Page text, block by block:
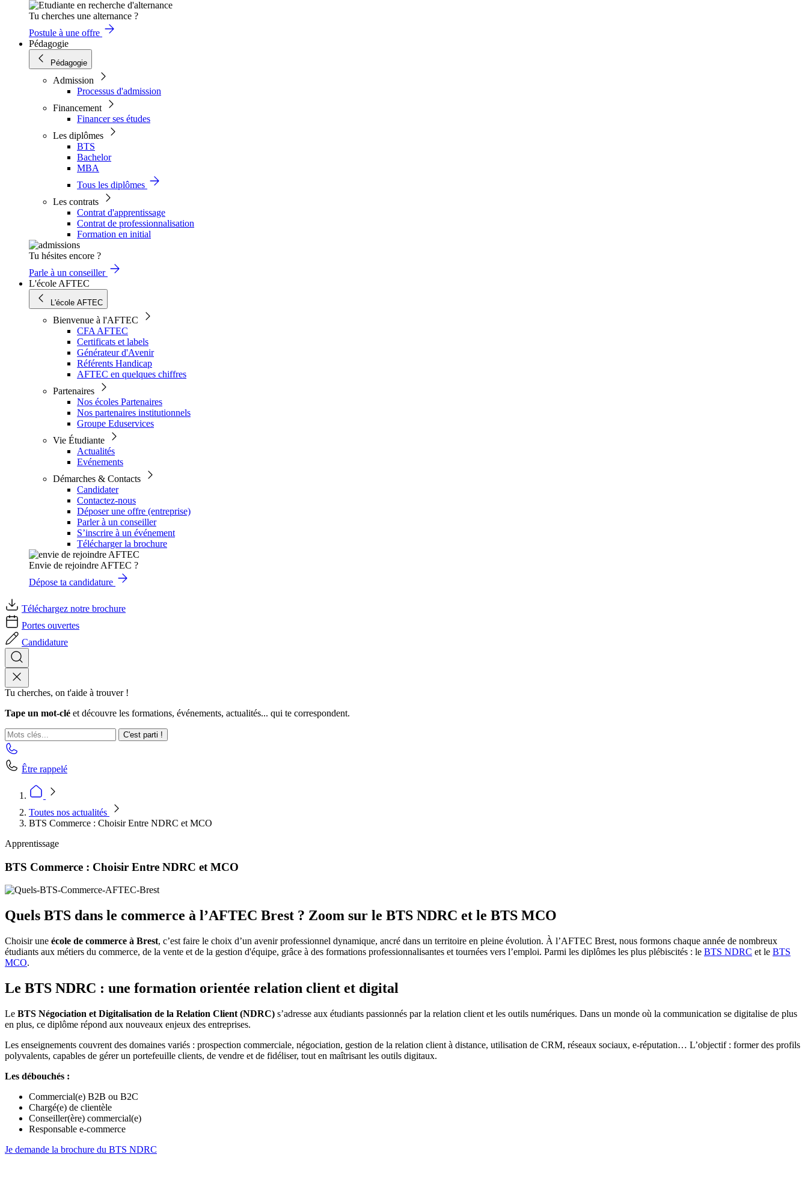
Tu cherches une alternance ?
Postule à une offre
Pédagogie
Pédagogie
Admission
Processus d'admission
Financement
Financer ses études
Les diplômes
BTS
Bachelor
MBA
Tous les diplômes
Les contrats
Contrat d'apprentissage
Contrat de professionnalisation
Formation en initial
Tu hésites encore ?
Parle à un conseiller
L'école AFTEC
L'école AFTEC
Bienvenue à l'AFTEC
CFA AFTEC
Certificats et labels
Générateur d'Avenir
Référents Handicap
AFTEC en quelques chiffres
Partenaires
Nos écoles Partenaires
Nos partenaires institutionnels
Groupe Eduservices
Vie Étudiante
Actualités
Evénements
Démarches & Contacts
Candidater
Contactez-nous
Déposer une offre (entreprise)
Parler à un conseiller
S’inscrire à un événement
Télécharger la brochure
Envie de rejoindre AFTEC ?
Dépose ta candidature
Téléchargez notre brochure
Portes ouvertes
Candidature
Tu cherches, on t'aide à trouver !
Tape un mot-clé et découvre les formations, événements, actualités... qui te correspondent.
C'est parti !
Être rappelé
Toutes nos actualités
BTS Commerce : Choisir Entre NDRC et MCO
Apprentissage
BTS Commerce : Choisir Entre NDRC et MCO
Quels BTS dans le commerce à l’AFTEC Brest ? Zoom sur le BTS NDRC et le BTS MCO
Choisir une école de commerce à Brest, c’est faire le choix d’un avenir professionnel dynamique, ancré dans un territoire en pleine évolution. À l’AFTEC Brest, nous formons chaque année de nombreux
étudiants aux métiers du commerce, de la vente et de la gestion d'équipe, grâce à des formations professionnalisantes et tournées vers l’emploi. Parmi les diplômes les plus plébiscités : le BTS NDRC et le BTS
MCO.
Le BTS NDRC : une formation orientée relation client et digital
Le BTS Négociation et Digitalisation de la Relation Client (NDRC) s’adresse aux étudiants passionnés par la relation client et les outils numériques. Dans un monde où la communication se digitalise de plus
en plus, ce diplôme répond aux nouveaux enjeux des entreprises.
Les enseignements couvrent des domaines variés : prospection commerciale, négociation, gestion de la relation client à distance, utilisation de CRM, réseaux sociaux, e-réputation… L’objectif : former des profils
polyvalents, capables de gérer un portefeuille clients, de vendre et de fidéliser, tout en maîtrisant les outils digitaux.
Les débouchés :
Commercial(e) B2B ou B2C
Chargé(e) de clientèle
Conseiller(ère) commercial(e)
Responsable e-commerce
Je demande la brochure du BTS NDRC